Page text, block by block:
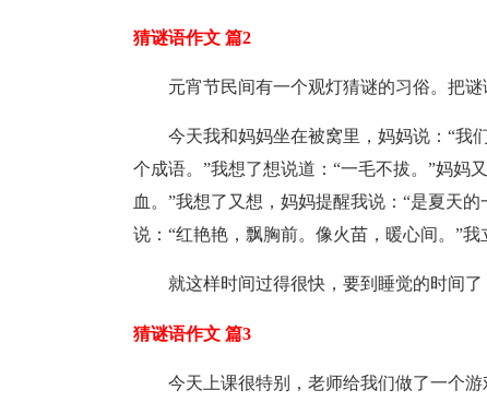
猜谜语作文 篇2
元宵节民间有一个观灯猜谜的习俗。把
今天我和妈妈坐在被窝里，妈妈说：“我
个成语。”我想了想说道：“一毛不拔。”妈妈
血。”我想了又想，妈妈提醒我说：“是夏天
说：“红艳艳，飘胸前。像火苗，暖心间。”我
就这样时间过得很快，要到睡觉的时间
猜谜语作文 篇3
今天上课很特别，老师给我们做了一个